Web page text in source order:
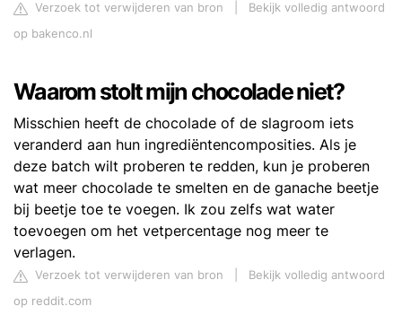
Verzoek tot verwijderen van bron
Bekijk volledig antwoord
op bakenco.nl
Waarom stolt mijn chocolade niet?
Misschien heeft de chocolade of de slagroom iets
veranderd aan hun ingrediëntencomposities. Als je
deze batch wilt proberen te redden, kun je proberen
wat meer chocolade te smelten en de ganache beetje
bij beetje toe te voegen. Ik zou zelfs wat water
toevoegen om het vetpercentage nog meer te
verlagen.
Verzoek tot verwijderen van bron
Bekijk volledig antwoord
op reddit.com